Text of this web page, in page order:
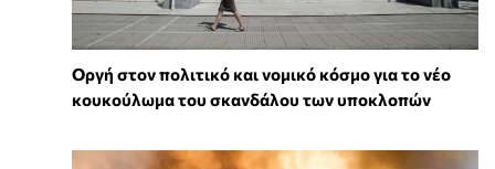
Οργή στον πολιτικό και νομικό κόσμο για το νέο
κουκούλωμα του σκανδάλου των υποκλοπών